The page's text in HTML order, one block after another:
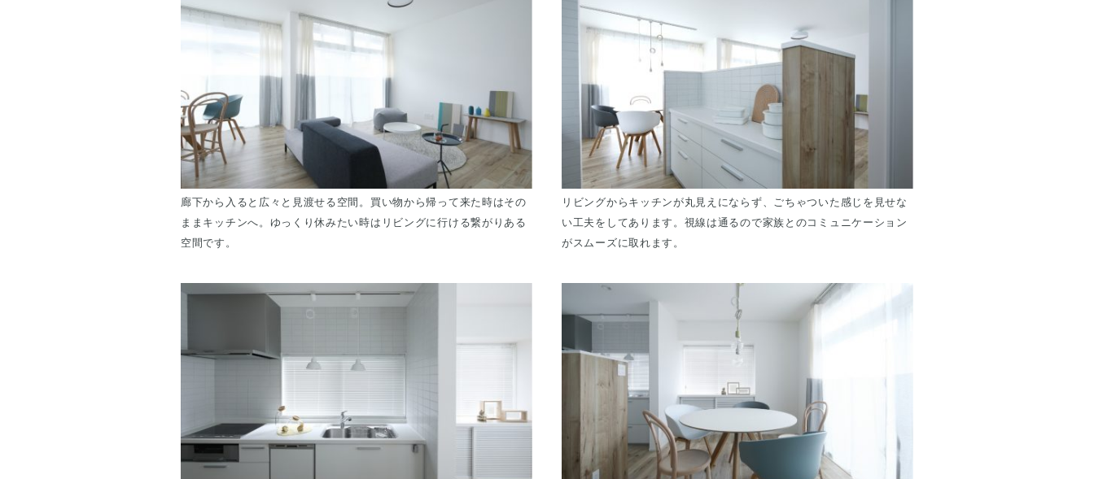
廊下から入ると広々と見渡せる空間。買い物から帰って来た時はその
ままキッチンへ。ゆっくり休みたい時はリビングに行ける繋がりある
空間です。
リビングからキッチンが丸見えにならず、ごちゃついた感じを見せな
い工夫をしてあります。視線は通るので家族とのコミュニケーション
がスムーズに取れます。